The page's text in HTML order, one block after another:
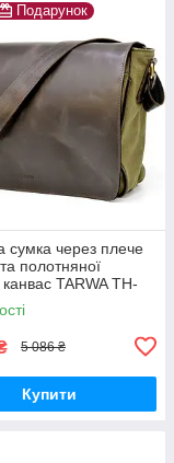
Подарунок
сумка через плече
полотняної
TARWA TH-
5 086 ₴
Купити